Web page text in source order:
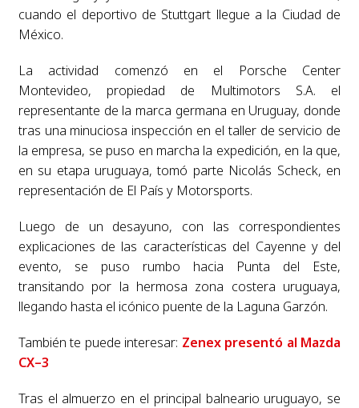
cuando el deportivo de Stuttgart llegue a la Ciudad de
México.
La actividad comenzó en el Porsche Center
Montevideo, propiedad de Multimotors S.A. el
representante de la marca germana en Uruguay, donde
tras una minuciosa inspección en el taller de servicio de
la empresa, se puso en marcha la expedición, en la que,
en su etapa uruguaya, tomó parte Nicolás Scheck, en
representación de El País y Motorsports.
Luego de un desayuno, con las correspondientes
explicaciones de las características del Cayenne y del
evento, se puso rumbo hacia Punta del Este,
transitando por la hermosa zona costera uruguaya,
llegando hasta el icónico puente de la Laguna Garzón.
También te puede interesar: Zenex presentó al Mazda
CX–3
Tras el almuerzo en el principal balneario uruguayo, se